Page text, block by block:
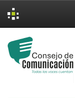
navigation